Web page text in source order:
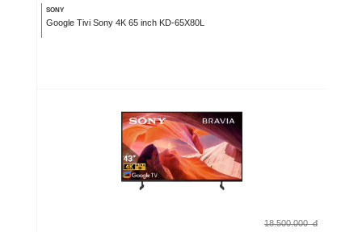
SONY
Google Tivi Sony 4K 65 inch KD-65X80L
18.500.000 đ